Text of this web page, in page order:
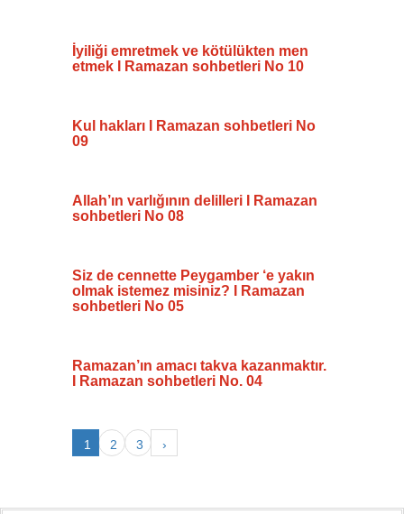
İyiliği emretmek ve kötülükten men
etmek I Ramazan sohbetleri No 10
Kul hakları I Ramazan sohbetleri No
09
Allah’ın varlığının delilleri I Ramazan
sohbetleri No 08
Siz de cennette Peygamber ‘e yakın
olmak istemez misiniz? I Ramazan
sohbetleri No 05
Ramazan’ın amacı takva kazanmaktır.
I Ramazan sohbetleri No. 04
1 2 3 ›